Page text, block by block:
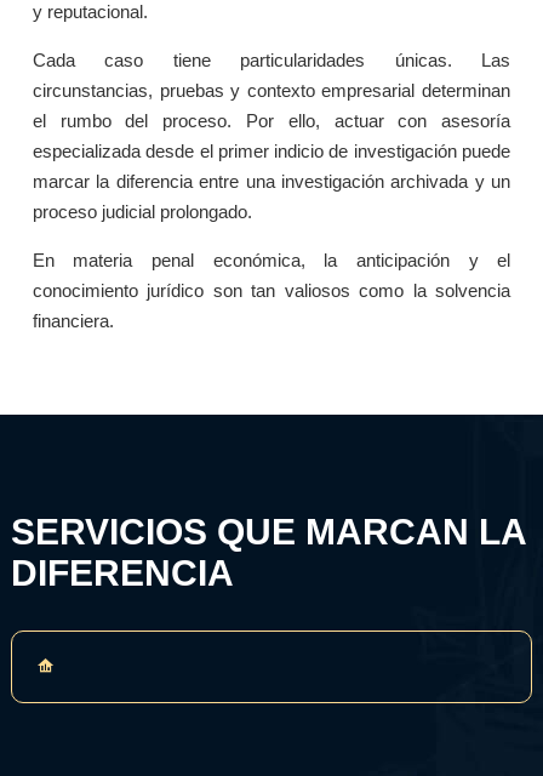
y reputacional.
Cada caso tiene particularidades únicas. Las
circunstancias, pruebas y contexto empresarial determinan
el rumbo del proceso. Por ello, actuar con asesoría
especializada desde el primer indicio de investigación puede
marcar la diferencia entre una investigación archivada y un
proceso judicial prolongado.
En materia penal económica, la anticipación y el
conocimiento jurídico son tan valiosos como la solvencia
financiera.
SERVICIOS QUE MARCAN LA
DIFERENCIA